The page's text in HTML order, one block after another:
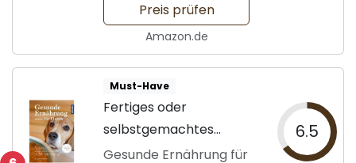
Preis prüfen
Amazon.de
Must-Have
Fertiges oder
selbstgemachtes
Hundfutter
Gesunde Ernährung für
6.5